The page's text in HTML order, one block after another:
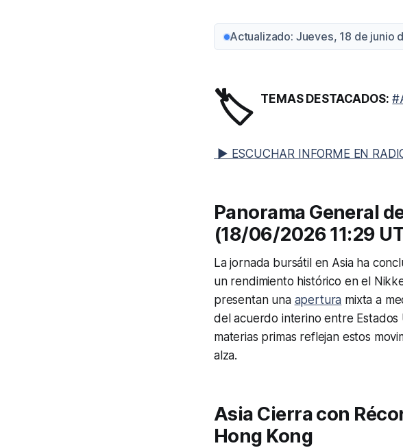
Actualizado: Jueves, 18 de junio
🏷️ TEMAS DESTACADOS:
▶ ESCUCHAR INFORME EN
Panorama General
(18/06/2026 11:29
La jornada bursátil en Asia ha
un rendimiento histórico en el
presentan una apertura mixta a
del acuerdo interino entre Estados
materias primas reflejan estos
alza.
Asia Cierra con
Hong Kong